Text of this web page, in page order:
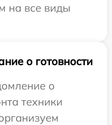
на все виды
о готовности
о
техники